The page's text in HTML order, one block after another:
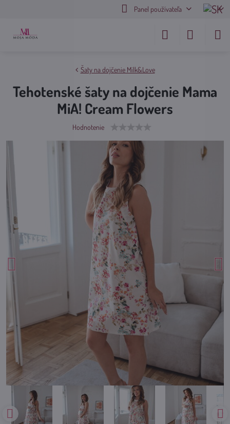
Panel používateľa
Šaty na dojčenie Milk&Love
Tehotenské šaty na dojčenie Mama
MiA! Cream Flowers
Hodnotenie